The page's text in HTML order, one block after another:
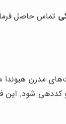
تماس حاصل
مدرن
کددهی شود.